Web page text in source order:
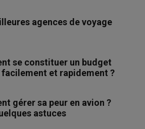
agences de voyage
se constituer un budget
facilement et rapidement ?
gérer sa peur en avion ?
astuces